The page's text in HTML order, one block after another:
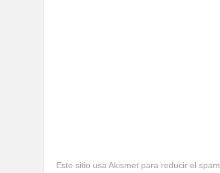
Este sitio usa Akismet para reducir el spam.